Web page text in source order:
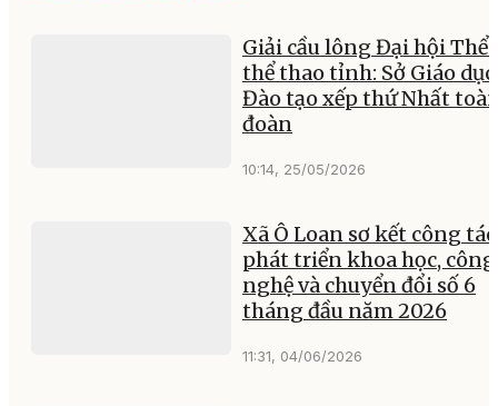
Giải cầu lông Đại hội Thể
thể thao tỉnh: Sở Giáo dục
Đào tạo xếp thứ Nhất
đoàn
10:14, 25/05/2026
Xã Ô Loan sơ kết công tác
phát triển khoa học, công
nghệ và chuyển đổi số 6
tháng đầu năm 2026
11:31, 04/06/2026